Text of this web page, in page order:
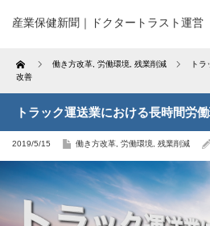
産業保健新聞｜ドクタートラスト運営
Home 働き方改革 労働環境 残業削減
ト
改善
トラック運送業における長時間労
2019/5/15 働き方改革 労働環境 残業削減